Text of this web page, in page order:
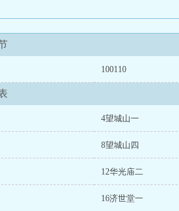
100110
4望城山一
8望城山四
12华光庙二
16济世堂一